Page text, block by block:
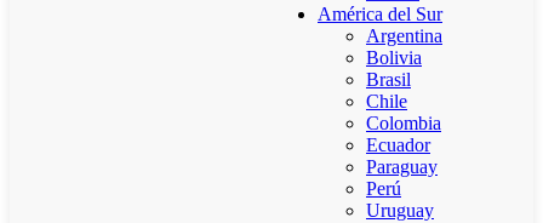
América del Sur
Argentina
Bolivia
Brasil
Chile
Colombia
Ecuador
Paraguay
Perú
Uruguay